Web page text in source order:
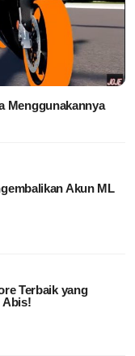
Menggunakannya
Akun ML
Terbaik yang
Abis!